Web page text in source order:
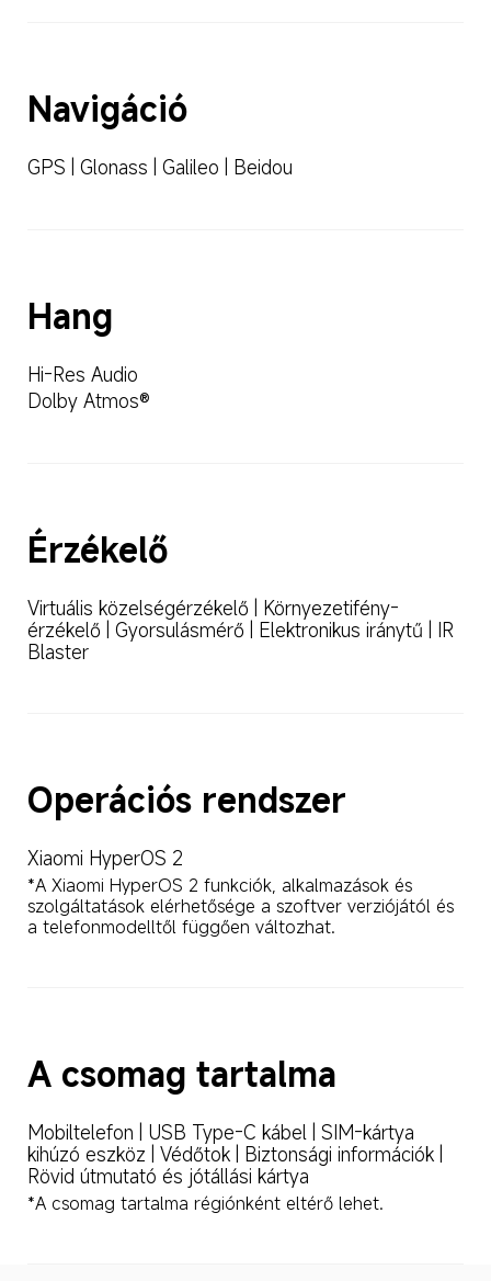
Navigáció
GPS | Glonass | Galileo | Beidou
Hang
Hi-Res Audio
Dolby Atmos®
Érzékelő
Virtuális közelségérzékelő | Környezetifény-
érzékelő | Gyorsulásmérő | Elektronikus iránytű | IR
Blaster
Operációs rendszer
Xiaomi HyperOS 2
*A Xiaomi HyperOS 2 funkciók, alkalmazások és
szolgáltatások elérhetősége a szoftver verziójától és
a telefonmodelltől függően változhat.
A csomag tartalma
Mobiltelefon | USB Type-C kábel | SIM-kártya
kihúzó eszköz | Védőtok | Biztonsági információk |
Rövid útmutató és jótállási kártya
*A csomag tartalma régiónként eltérő lehet.